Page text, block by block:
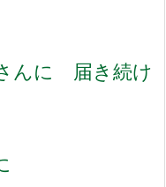
んに 届き続け